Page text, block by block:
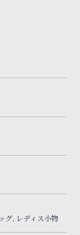
グ, レディス小物